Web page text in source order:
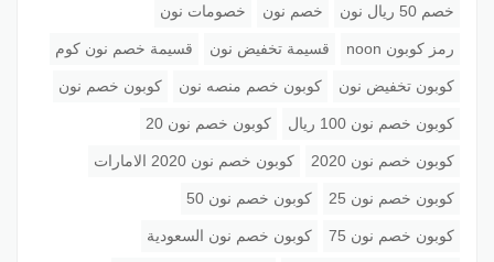
خصم 50 ريال نون خصم نون خصومات نون
رمز كوبون noon قسيمة تخفيض نون قسيمة خصم نون كوم
كوبون تخفيض نون كوبون خصم منصه نون كوبون خصم نون
كوبون خصم نون 100 ريال كوبون خصم نون 20
كوبون خصم نون 2020 كوبون خصم نون 2020 الامارات
كوبون خصم نون 25 كوبون خصم نون 50
كوبون خصم نون 75 كوبون خصم نون السعودية